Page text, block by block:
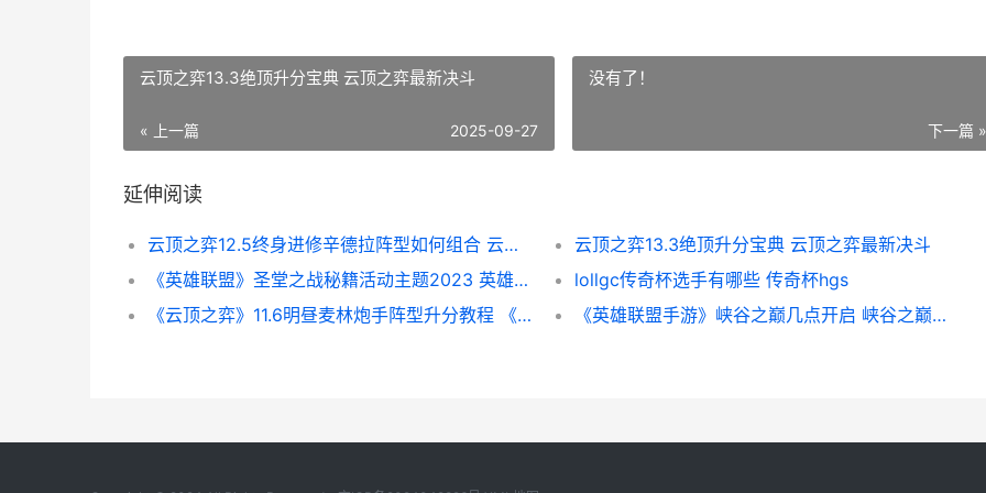
云顶之弈13.3绝顶升分宝典 云顶之弈最新决斗
« 上一篇 2025-09-27
没有了！
下一篇 »
延伸阅读
云顶之弈12.5终身进修辛德拉阵型如何组合 云顶之弈最终阶段
云顶之弈13.3绝顶升分宝典 云顶之弈最新决斗
《英雄联盟》圣堂之战秘籍活动主题2023 英雄联盟圣堂花火有什么用
lollgc传奇杯选手有哪些 传奇杯hgs
《云顶之弈》11.6明昼麦林炮手阵型升分教程 《云顶之弈》-这是哪种类型的游戏-
《英雄联盟手游》峡谷之巅几点开启 峡谷之巅开放时间